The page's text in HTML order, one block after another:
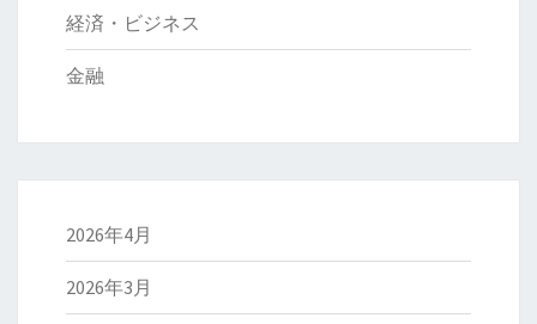
経済・ビジネス
金融
2026年4月
2026年3月